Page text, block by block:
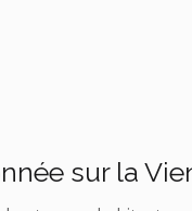
sur la